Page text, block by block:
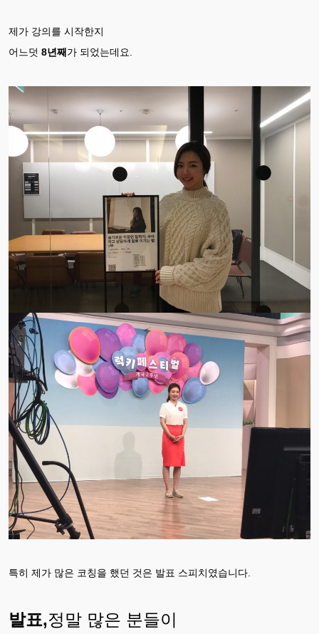
제가 강의를 시작한지
어느덧 8년째 가 되었는데요.
특히 제가 많은 코칭을 했던 것은 발표 스피치였습니다.
발표,정말 많은 분들이